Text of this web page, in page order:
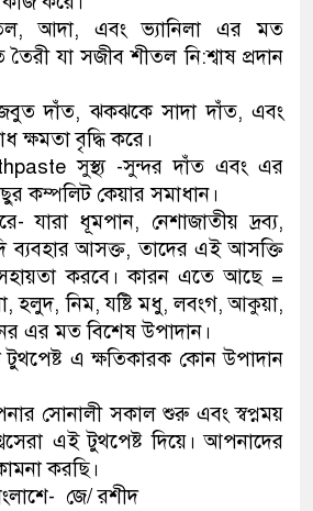
আদা, এবং ভ্যানিলা এর মত
তৈরী যা সজীব শীতল নি:শ্বাষ প্রদান
দাঁত, ঝকঝকে সাদা দাঁত, এবং
ক্ষমতা বৃদ্ধি করে।
সুস্থ্য -সুন্দর দাঁত এবং এর
কম্পলিট কেয়ার সমাধান।
যারা ধূমপান, নেশাজাতীয় দ্রব্য,
ব্যবহার আসক্ত, তাদের এই আসক্তি
করবে। কারন এতে আছে =
হলুদ, নিম, যষ্টি মধু, লবংগ, আকুয়া,
এর মত বিশেষ উপাদান।
টুথপেষ্ট এ ক্ষতিকারক কোন উপাদান
সোনালী সকাল শুরু এবং স্বপ্নময়
এই টুথপেষ্ট দিয়ে। আপনাদের
করছি।
জে/ রশীদ